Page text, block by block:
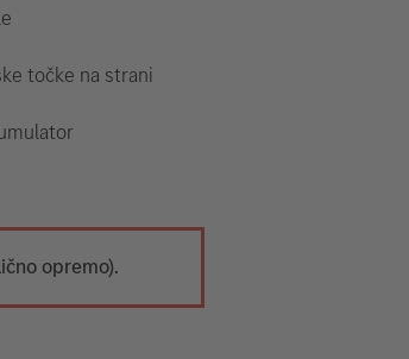
točke na strani
opremo).